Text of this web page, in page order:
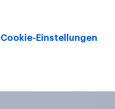
Cookie-Einstellungen